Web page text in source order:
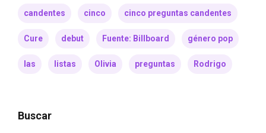
candentes cinco cinco preguntas candentes
Cure debut Fuente: Billboard género pop
las listas Olivia preguntas Rodrigo
Buscar